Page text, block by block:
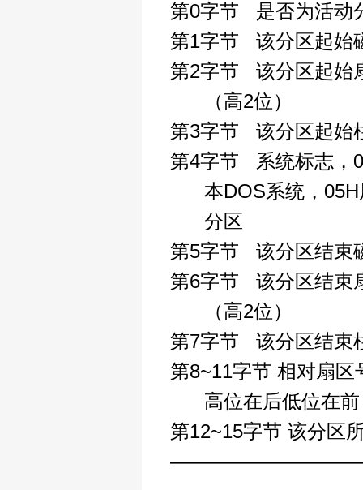
第0字节 是否为活动
第1字节 该分区起始
第2字节 该分区起始
（高2位）
第3字节 该分区起始
第4字节 系统标志，
本DOS系统，05H
分区
第5字节 该分区结束
第6字节 该分区结束
（高2位）
第7字节 该分区结束
第8~11字节 相对扇
高位在后低位在前
第12~15字节 该分区